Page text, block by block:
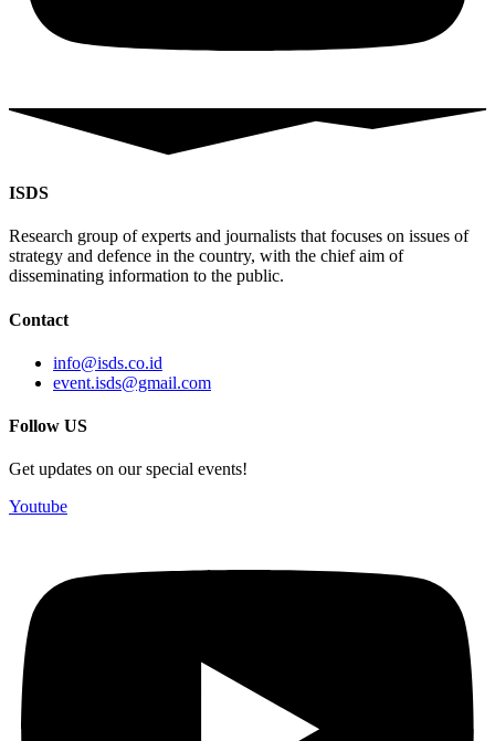
ISDS
Research group of experts and journalists that focuses on issues of
strategy and defence in the country, with the chief aim of
disseminating information to the public.
Contact
info@isds.co.id
event.isds@gmail.com
Follow US
Get updates on our special events!
Youtube